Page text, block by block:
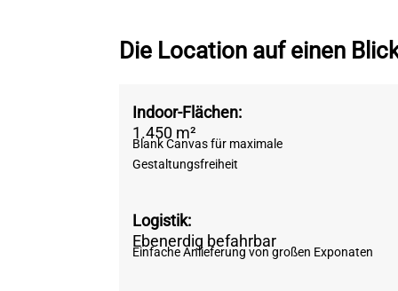
Die Location auf einen
Indoor-Flächen:
1.450 m²
Blank Canvas für maximale
Gestaltungsfreiheit
Logistik:
Ebenerdig befahrbar
Einfache Anlieferung von großen Exponaten